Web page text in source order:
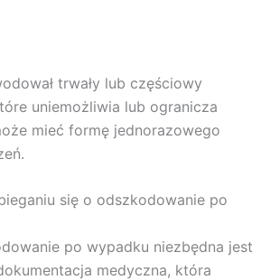
trwały lub częściowy
uniemożliwia lub ogranicza
mieć formę jednorazowego
się o odszkodowanie po
po wypadku niezbędna jest
medyczna, która